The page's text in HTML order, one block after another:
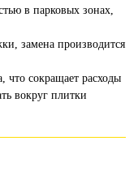
в парковых зонах,
замена производится
сокращает расходы
вокруг плитки